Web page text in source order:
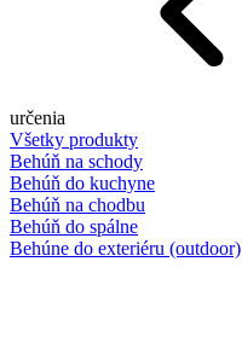
určenia
Všetky produkty
Behúň na schody
Behúň do kuchyne
Behúň na chodbu
Behúň do spálne
Behúne do exteriéru (outdoor)